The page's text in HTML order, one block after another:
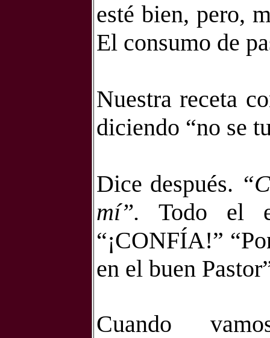
esté bien, pero,
El consumo de
Nuestra receta
diciendo “no se
Dice después.
mí”. Todo el
“¡CONFÍA!”
en el buen
Cuando